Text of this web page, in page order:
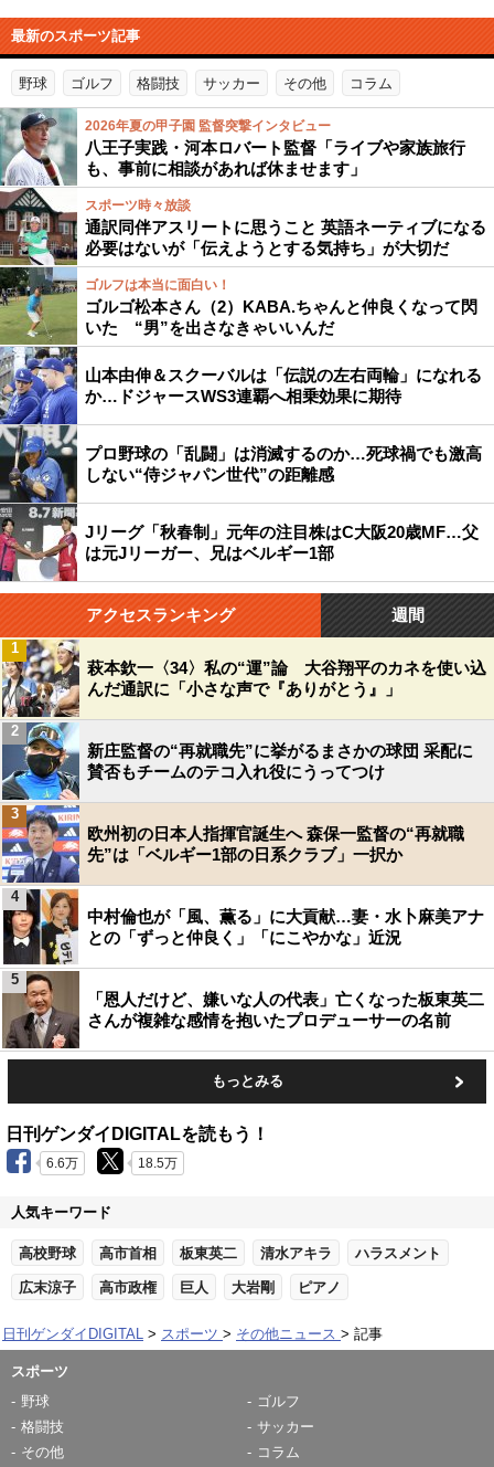
最新のスポーツ記事
野球 ゴルフ 格闘技 サッカー その他 コラム
2026年夏の甲子園 監督突撃インタビュー
八王子実践・河本ロバート監督「ライブや家族旅行
も、事前に相談があれば休ませます」
スポーツ時々放談
通訳同伴アスリートに思うこと 英語ネーティブになる
必要はないが「伝えようとする気持ち」が大切だ
ゴルフは本当に面白い！
ゴルゴ松本さん（2）KABA.ちゃんと仲良くなって閃
いた “男”を出さなきゃいいんだ
山本由伸＆スクーバルは「伝説の左右両輪」になれる
か…ドジャースWS3連覇へ相乗効果に期待
プロ野球の「乱闘」は消滅するのか…死球禍でも激高
しない“侍ジャパン世代”の距離感
Jリーグ「秋春制」元年の注目株はC大阪20歳MF…父
は元Jリーガー、兄はベルギー1部
アクセスランキング 週間
萩本欽一〈34〉私の“運”論 大谷翔平のカネを使い込
んだ通訳に「小さな声で『ありがとう』」
1
新庄監督の“再就職先”に挙がるまさかの球団 采配に
賛否もチームのテコ入れ役にうってつけ
2
欧州初の日本人指揮官誕生へ 森保一監督の“再就職
先”は「ベルギー1部の日系クラブ」一択か
3
中村倫也が「風、薫る」に大貢献…妻・水卜麻美アナ
との「ずっと仲良く」「にこやかな」近況
4
「恩人だけど、嫌いな人の代表」亡くなった板東英二
さんが複雑な感情を抱いたプロデューサーの名前
5
もっとみる
日刊ゲンダイDIGITALを読もう！
6.6万 18.5万
人気キーワード
高校野球 高市首相 板東英二 清水アキラ ハラスメント
広末涼子 高市政権 巨人 大岩剛 ピアノ
日刊ゲンダイDIGITAL スポーツ その他ニュース 記事
スポーツ
野球
ゴルフ
格闘技
サッカー
その他
コラム